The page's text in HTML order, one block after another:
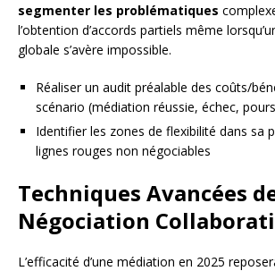
segmenter les problématiques
l’obtention d’accords partiels même
globale s’avère impossible.
Réaliser un audit préalable des coûts/
scénario (médiation réussie, échec,
Identifier les zones de flexibilité dans sa
lignes rouges non négociables
Techniques Avancées
Négociation
L’efficacité d’une médiation en 2025